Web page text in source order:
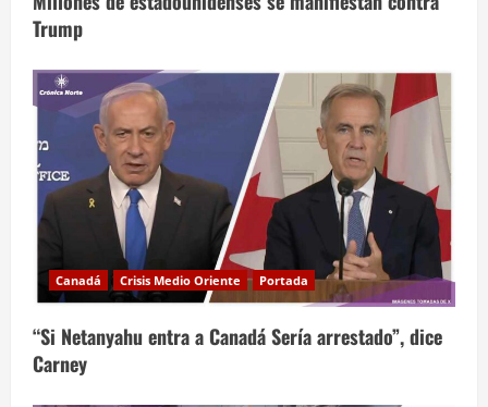
Trump
Canadá Crisis Medio Oriente Portada
“Si Netanyahu entra a Canadá Sería arrestado”, dice
Carney